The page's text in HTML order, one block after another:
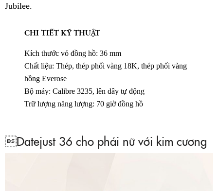
Jubilee.
CHI TIẾT KỸ THUẬT
Kích thước vỏ đồng hồ: 36 mm
Chất liệu: Thép, thép phối vàng 18K, thép phối vàng
hồng Everose
Bộ máy: Calibre 3235, lên dây tự động
Trữ lượng năng lượng: 70 giờ đồng hồ
Datejust 36 cho phái nữ với kim cương